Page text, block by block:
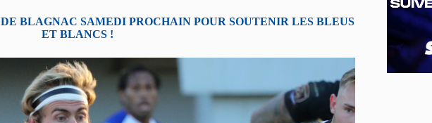
DE BLAGNAC SAMEDI PROCHAINPOUR SOUTENIR LES BLEUS
ET BLANCS !